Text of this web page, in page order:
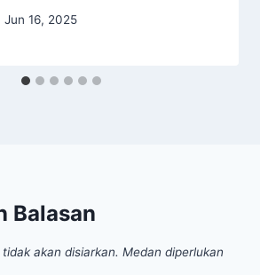
Jun 16, 2025
Balasan
akan disiarkan. Medan diperlukan